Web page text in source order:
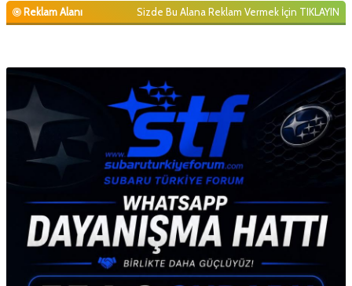
Reklam Alanı Sizde Bu Alana Reklam Vermek İçin TIKLAYIN